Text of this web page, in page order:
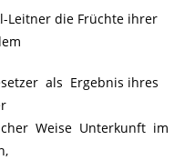
Leitner die Früchte ihrer
als Ergebnis ihres
Weise Unterkunft im